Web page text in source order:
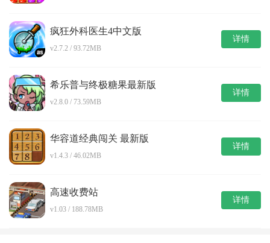
疯狂外科医生4中文版
v2.7.2 / 93.72MB
详情
希乐普与终极糖果最新版
v2.8.0 / 73.59MB
详情
华容道经典闯关 最新版
v1.4.3 / 46.02MB
详情
高速收费站
v1.03 / 188.78MB
详情